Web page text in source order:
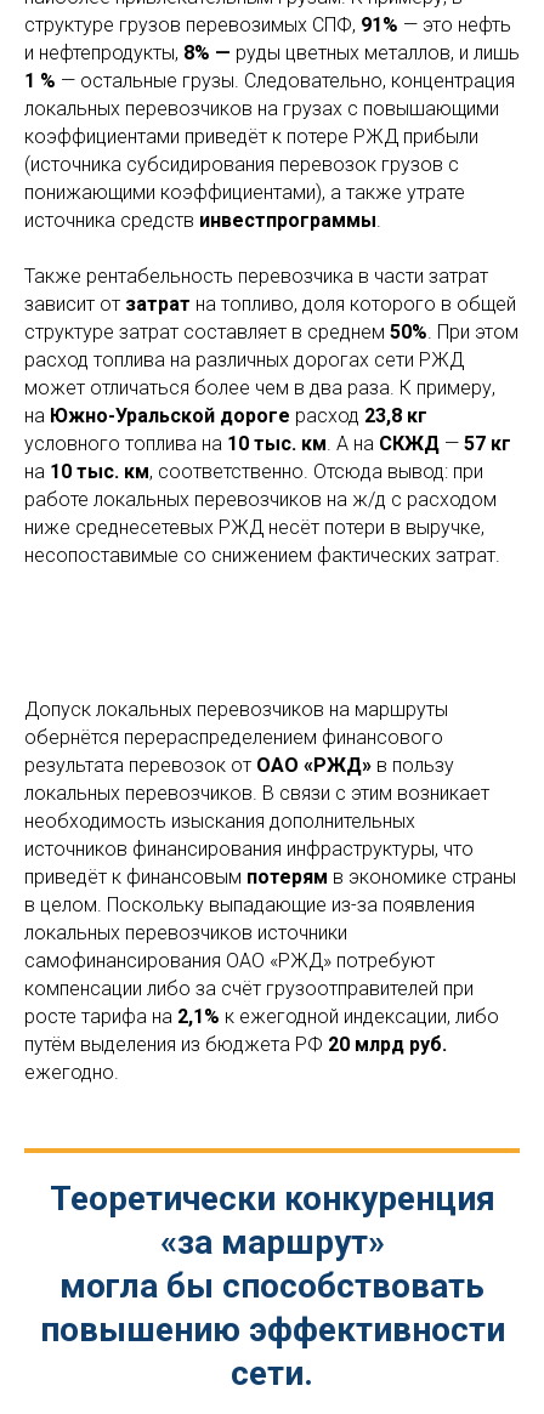
структуре грузов перевозимых СПФ, 91% — это нефть
и нефтепродукты, 8% — руды цветных металлов, и лишь
1 % — остальные грузы. Следовательно, концентрация
локальных перевозчиков на грузах с повышающими
коэффициентами приведёт к потере РЖД прибыли
(источника субсидирования перевозок грузов с
понижающими коэффициентами), а также утрате
источника средств инвестпрограммы.
Также рентабельность перевозчика в части затрат
зависит от затрат на топливо, доля которого в общей
структуре затрат составляет в среднем 50%. При этом
расход топлива на различных дорогах сети РЖД
может отличаться более чем в два раза. К примеру,
на Южно-Уральской дороге расход 23,8 кг
условного топлива на 10 тыс. км. А на СКЖД — 57 кг
на 10 тыс. км, соответственно. Отсюда вывод: при
работе локальных перевозчиков на ж/д с расходом
ниже среднесетевых РЖД несёт потери в выручке,
несопоставимые со снижением фактических затрат.
Допуск локальных перевозчиков на маршруты
обернётся перераспределением финансового
результата перевозок от ОАО «РЖД» в пользу
локальных перевозчиков. В связи с этим возникает
необходимость изыскания дополнительных
источников финансирования инфраструктуры, что
приведёт к финансовым потерям в экономике страны
в целом. Поскольку выпадающие из-за появления
локальных перевозчиков источники
самофинансирования ОАО «РЖД» потребуют
компенсации либо за счёт грузоотправителей при
росте тарифа на 2,1% к ежегодной индексации, либо
путём выделения из бюджета РФ 20 млрд руб.
ежегодно.
Теоретически конкуренция
«за маршрут»
могла бы способствовать
повышению эффективности
сети.